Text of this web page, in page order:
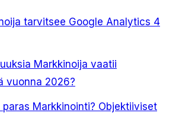
tarvitsee Google Analytics 4
Markkinoija vaatii
vuonna 2026?
paras Markkinointi? Objektiiviset